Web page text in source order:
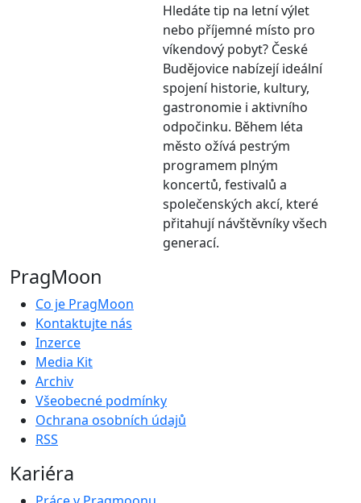
Hledáte tip na letní výlet
nebo příjemné místo pro
víkendový pobyt? České
Budějovice nabízejí ideální
spojení historie, kultury,
gastronomie i aktivního
odpočinku. Během léta
město ožívá pestrým
programem plným
koncertů, festivalů a
společenských akcí, které
přitahují návštěvníky všech
generací.
PragMoon
Co je PragMoon
Kontaktujte nás
Inzerce
Media Kit
Archiv
Všeobecné podmínky
Ochrana osobních údajů
RSS
Kariéra